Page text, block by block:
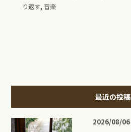
り返す, 音楽
最近の投稿
2026/08/06